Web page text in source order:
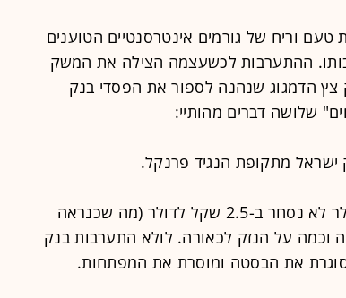
וריח של גורמים אינטרסנטיים הטוענים
ההתערבות לכשעצמה הצילה את המשק
הדמגוג שנהנה לספור את הפסדי בנק
שלושה דברים מהותיי:
ב. התועלת למשק מעצם העובדה שהדולר לא נסחר ב-2.5 שקל לדולר (מה שכנראה
וכמה על הנזק לכאורה. לולא התערבות בנק
את הבסטה ומוסרת את המפתחות.